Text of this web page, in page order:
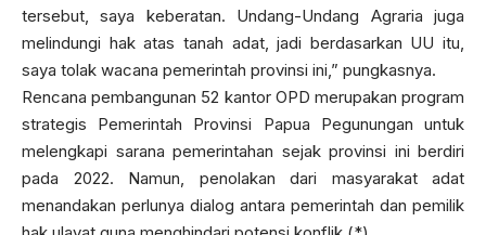
tersebut, saya keberatan. Undang-Undang Agraria juga
melindungi hak atas tanah adat, jadi berdasarkan UU itu,
saya tolak wacana pemerintah provinsi ini,” pungkasnya.
Rencana pembangunan 52 kantor OPD merupakan program
strategis Pemerintah Provinsi Papua Pegunungan untuk
melengkapi sarana pemerintahan sejak provinsi ini berdiri
pada 2022. Namun, penolakan dari masyarakat adat
menandakan perlunya dialog antara pemerintah dan pemilik